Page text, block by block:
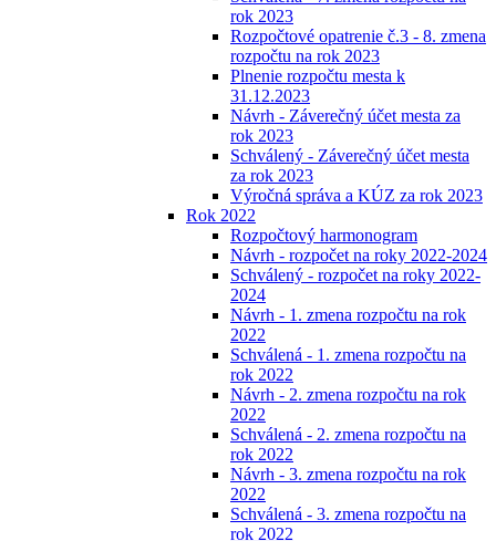
rok 2023
Rozpočtové opatrenie č.3 - 8. zmena
rozpočtu na rok 2023
Plnenie rozpočtu mesta k
31.12.2023
Návrh - Záverečný účet mesta za
rok 2023
Schválený - Záverečný účet mesta
za rok 2023
Výročná správa a KÚZ za rok 2023
Rok 2022
Rozpočtový harmonogram
Návrh - rozpočet na roky 2022-2024
Schválený - rozpočet na roky 2022-
2024
Návrh - 1. zmena rozpočtu na rok
2022
Schválená - 1. zmena rozpočtu na
rok 2022
Návrh - 2. zmena rozpočtu na rok
2022
Schválená - 2. zmena rozpočtu na
rok 2022
Návrh - 3. zmena rozpočtu na rok
2022
Schválená - 3. zmena rozpočtu na
rok 2022